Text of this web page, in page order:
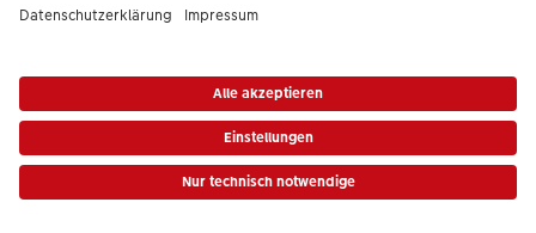
*Die Preise gelten inkl. MwSt. zzgl. Versandkosten (ggf. auch bei Filialabholung) gem.
abgebildete Produkt hat ggfs. einen höheren Preis.